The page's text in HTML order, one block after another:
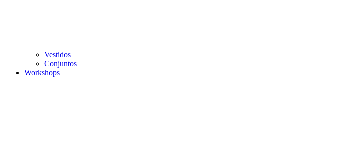
Vestidos
Conjuntos
Workshops